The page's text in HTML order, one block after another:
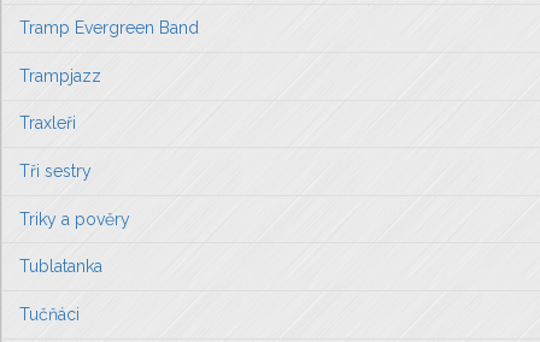
Tramp Evergreen Band
Trampjazz
Traxleři
Tři sestry
Triky a pověry
Tublatanka
Tučňáci